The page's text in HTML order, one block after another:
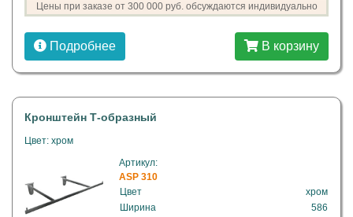
Цены при заказе от 300 000 руб. обсуждаются индивидуально
Подробнее В корзину
Кронштейн Т-образный
Цвет: хром
Артикул:
ASP 310
Цвет
хром
Ширина
586